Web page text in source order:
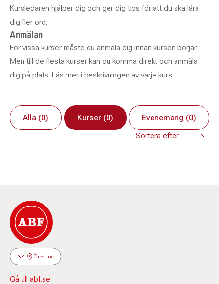
Kursledaren hjälper dig och ger dig tips för att du ska lära
dig fler ord.
Anmälan
För vissa kurser måste du anmäla dig innan kursen börjar.
Men till de flesta kurser kan du komma direkt och anmäla
dig på plats. Läs mer i beskrivningen av varje kurs.
Alla (0) Kurser (0) Evenemang (0)
Öresund
Gå till abf.se